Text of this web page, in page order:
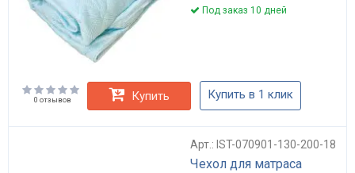
Под заказ 10 дней
0 отзывов Купить Купить в 1 клик
Арт.: IST-070901-130-200-18
Чехол для матраса